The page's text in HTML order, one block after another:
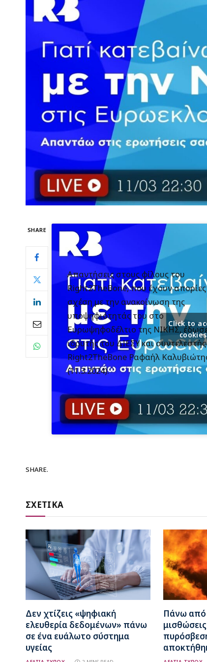
SHARE
Απαντήσεις στους φίλους του
Right2TheBone, που έχουν
σχέση με την ανακοίνωση της
υποψηφιότητάς του στο
Ευρωψηφοδέλτιο της ΝΙΚΗΣ,
ιδρυτής του ΔΙΕΣΥ και
Right2TheBone Ραφαήλ
(11.3.2024).
Click to
SHARE.
ΣΧΕΤΙΚΑ
Δεν χτίζεις «ψηφιακή
ελευθερία δεδομένων» πάνω
σε ένα ευάλωτο σύστημα
υγείας
Πάνω από